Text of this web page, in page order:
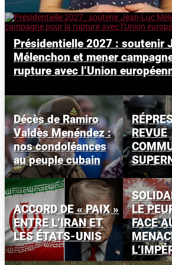
La Caspienne : Maillon
entre l’Iran et l’Ukraine ?
parSylvain R|2 août 2026 International|
Présidentielle 2027 : soutenir
Mélenchon et mener
rupture avec l’Union
Décès de Ramiro
Valdès Menéndez :
nos condoléances
au peuple cubain
REVUE
ACCORD DE « PAIX »
ENTRE L’IRAN ET
LES ÉTATS-UNIS
LE
FACE